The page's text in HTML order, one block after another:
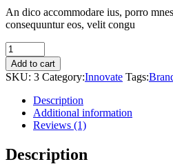
An dico accommodare ius, porro
consequuntur eos, velit congu
Business
magazine
quantity
Add to cart
SKU: 3 Category:Innovate Tags:
Description
Additional information
Reviews (1)
Description